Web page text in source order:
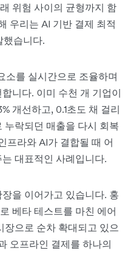
위험 사이의 균형까지 함
우리는 AI 기반 결제 최적
했습니다.
를 실시간으로 조율하며
니다. 이미 수천 개 기업이
개선하고, 0.1초도 채 걸리
누락되던 매출을 다시 회복
프라와 AI가 결합될 때 어
대표적인 사례입니다.
을 이어가고 있습니다. 홍
베타 테스트를 마친 에어
장으로 순차 확대되고 있으
오프라인 결제를 하나의